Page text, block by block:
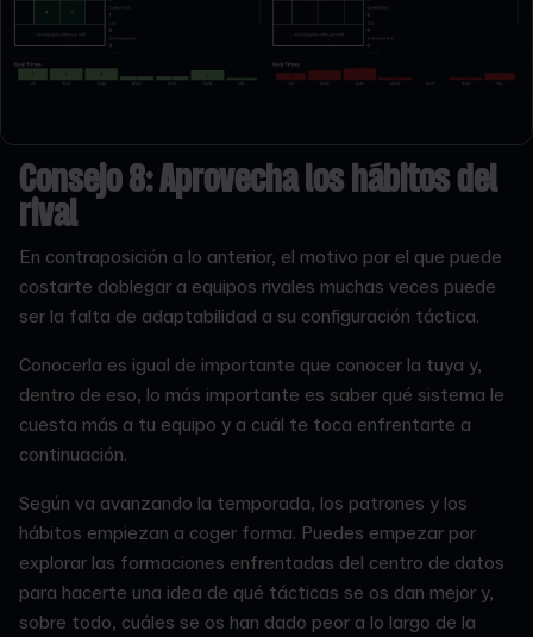
Consejo 8: Aprovecha los hábitos del
rival
En contraposición a lo anterior, el motivo por el que puede
costarte doblegar a equipos rivales muchas veces puede
ser la falta de adaptabilidad a su configuración táctica.
Conocerla es igual de importante que conocer la tuya y,
dentro de eso, lo más importante es saber qué sistema le
cuesta más a tu equipo y a cuál te toca enfrentarte a
continuación.
Según va avanzando la temporada, los patrones y los
hábitos empiezan a coger forma. Puedes empezar por
explorar las formaciones enfrentadas del centro de datos
para hacerte una idea de qué tácticas se os dan mejor y,
sobre todo, cuáles se os han dado peor a lo largo de la